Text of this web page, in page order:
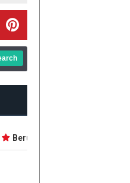
Beruang Serang Petani Karet di